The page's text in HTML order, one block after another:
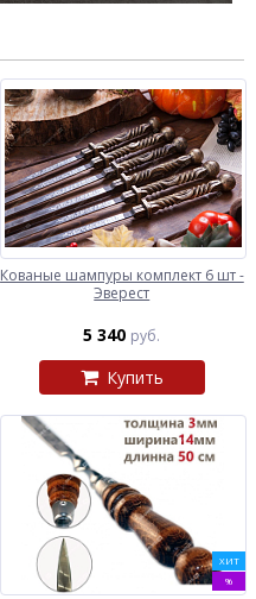
Кованые шампуры комплект 6 шт -
Эверест
5 340 руб.
Купить
ХИТ
%